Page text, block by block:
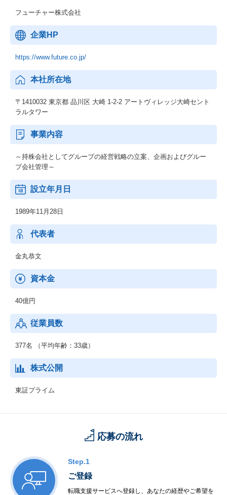
フューチャー株式会社
企業HP
https://www.future.co.jp/
本社所在地
〒1410032 東京都 品川区 大崎 1-2-2 アートヴィレッジ大崎セント
ラルタワー
事業内容
～持株会社としてグループの経営戦略の立案、企画およびグルー
プ会社管理～
設立年月日
1989年11月28日
代表者
金丸恭文
資本金
40億円
従業員数
377名 （平均年齢：33歳）
株式公開
東証プライム
応募の流れ
Step.1
ご登録
転職支援サービスへ登録し、あなたの経歴やご希望を